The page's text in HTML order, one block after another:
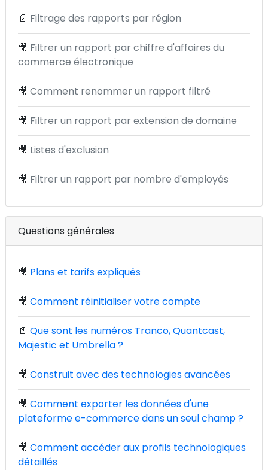
📄 Filtrage des rapports par région
🎥 Filtrer un rapport par chiffre d'affaires du
commerce électronique
🎥 Comment renommer un rapport filtré
🎥 Filtrer un rapport par extension de domaine
🎥 Listes d'exclusion
🎥 Filtrer un rapport par nombre d'employés
Questions générales
🎥 Plans et tarifs expliqués
🎥 Comment réinitialiser votre compte
📄 Que sont les numéros Tranco, Quantcast,
Majestic et Umbrella ?
🎥 Construit avec des technologies avancées
🎥 Comment exporter les données d'une
plateforme e-commerce dans un seul champ ?
🎥 Comment accéder aux profils technologiques
détaillés